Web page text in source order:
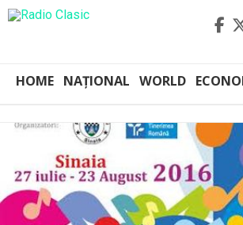
HOME NAȚIONAL WORLD